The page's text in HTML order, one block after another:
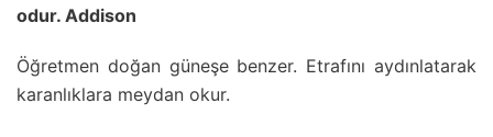
odur. Addison
Öğretmen doğan güneşe benzer. Etrafını aydınlatarak
karanlıklara meydan okur.